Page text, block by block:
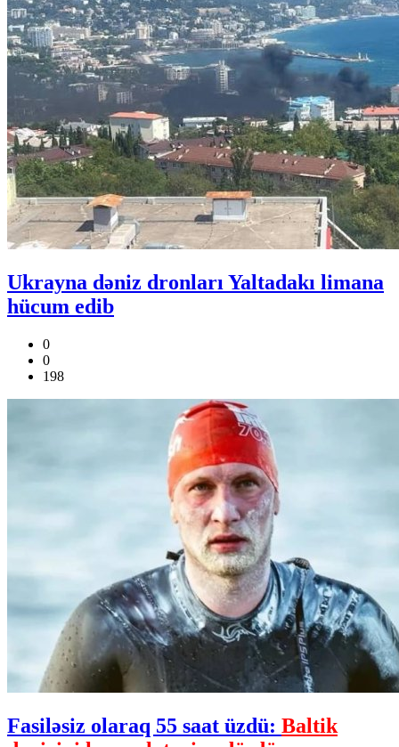
Ukrayna dəniz dronları Yaltadakı limana
hücum edib
0
0
198
Fasiləsiz olaraq 55 saat üzdü: Baltik